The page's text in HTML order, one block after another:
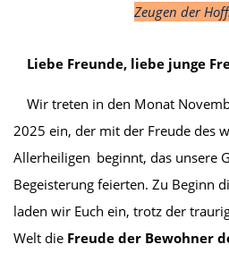
Zeugen der
Liebe Freunde, liebe junge
Wir treten in den Monat
2025 ein, der mit der Freude des
Allerheiligen beginnt, das unsere
Begeisterung feierten. Zu Beginn
laden wir Euch ein, trotz der
Welt die Freude der Bewohner